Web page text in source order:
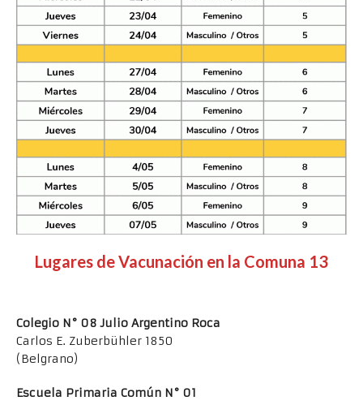
Lugares de Vacunación en la Comuna 13
Colegio N° 08 Julio Argentino Roca
Carlos E. Zuberbühler 1850
(Belgrano)
Escuela Primaria Común N° 01